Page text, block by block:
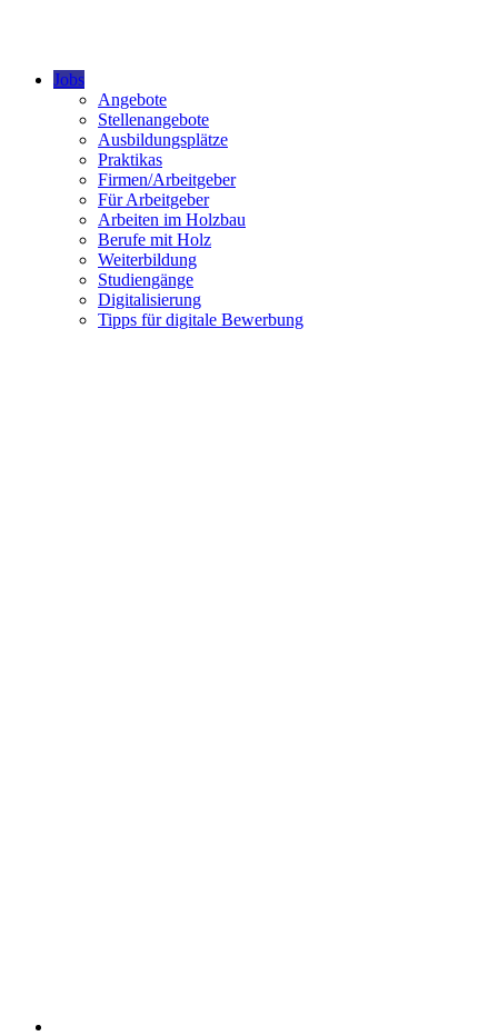
Jobs
Angebote
Stellenangebote
Ausbildungsplätze
Praktikas
Firmen/Arbeitgeber
Für Arbeitgeber
Arbeiten im Holzbau
Berufe mit Holz
Weiterbildung
Studiengänge
Digitalisierung
Tipps für digitale Bewerbung